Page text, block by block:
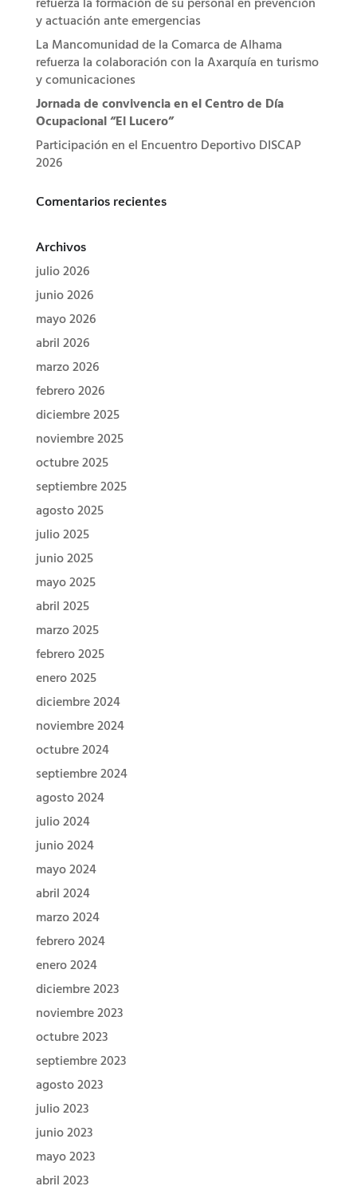
y actuación ante emergencias
La Mancomunidad de la Comarca de Alhama
refuerza la colaboración con la Axarquía en turismo
y comunicaciones
Jornada de convivencia en el Centro de Día
Ocupacional “El Lucero”
Participación en el Encuentro Deportivo DISCAP
2026
Comentarios recientes
Archivos
julio 2026
junio 2026
mayo 2026
abril 2026
marzo 2026
febrero 2026
diciembre 2025
noviembre 2025
octubre 2025
septiembre 2025
agosto 2025
julio 2025
junio 2025
mayo 2025
abril 2025
marzo 2025
febrero 2025
enero 2025
diciembre 2024
noviembre 2024
octubre 2024
septiembre 2024
agosto 2024
julio 2024
junio 2024
mayo 2024
abril 2024
marzo 2024
febrero 2024
enero 2024
diciembre 2023
noviembre 2023
octubre 2023
septiembre 2023
agosto 2023
julio 2023
junio 2023
mayo 2023
abril 2023